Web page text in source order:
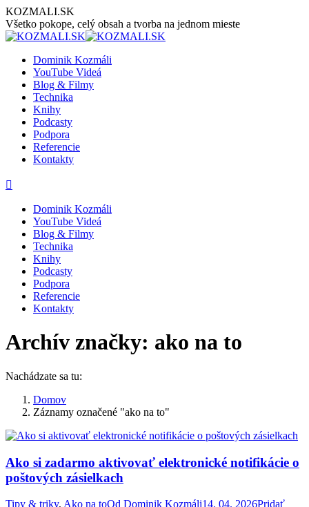
Preskočiť
na
obsah
KOZMALI.SK
Všetko pokope, celý obsah a tvorba na jednom mieste
Dominik Kozmáli
YouTube Videá
Blog & Filmy
Technika
Knihy
Podcasty
Podpora
Referencie
Kontakty
Stránka
otvorí
novom
okne
Stránka
otvorí
novom
okne
Stránka
otvorí
novom
okne
otvorí
novom
okne
otvorí
novom
okne
Dominik Kozmáli
YouTube Videá
Blog & Filmy
Technika
Knihy
Podcasty
Podpora
Referencie
Kontakty
Archív značky: ako na to
Nachádzate sa tu:
Domov
Záznamy označené "ako na to"
Ako si zadarmo aktivovať elektronické notifikácie o
poštových zásielkach
Tipy & triky, Ako na toOd Dominik Kozmáli14. 04. 2026Pridať